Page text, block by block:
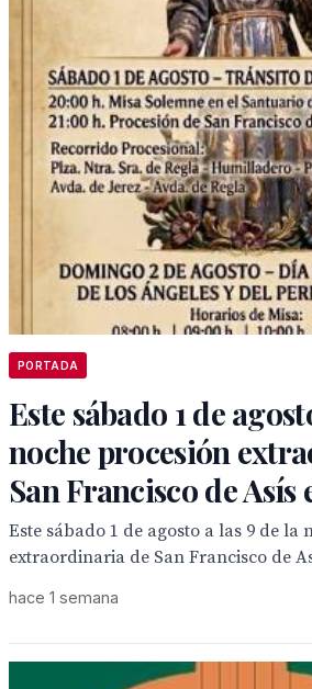
PORTADA
Este sábado 1 de
noche procesión
San Francisco de
Este sábado 1 de agosto a las 9 de la
extraordinaria de San Francisco de
hace 1 semana